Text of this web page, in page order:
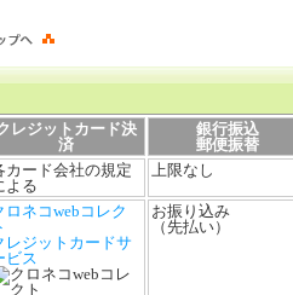
レジットカード決
済
銀行振込
郵便振替
カード会社の規定
よる
上限なし
ロネコwebコレク
レジットカードサ
ビス
お振り込み
（先払い）